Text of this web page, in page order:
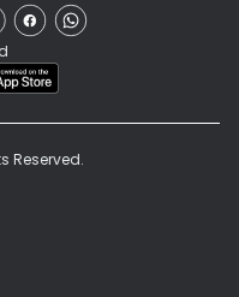
Reserved.